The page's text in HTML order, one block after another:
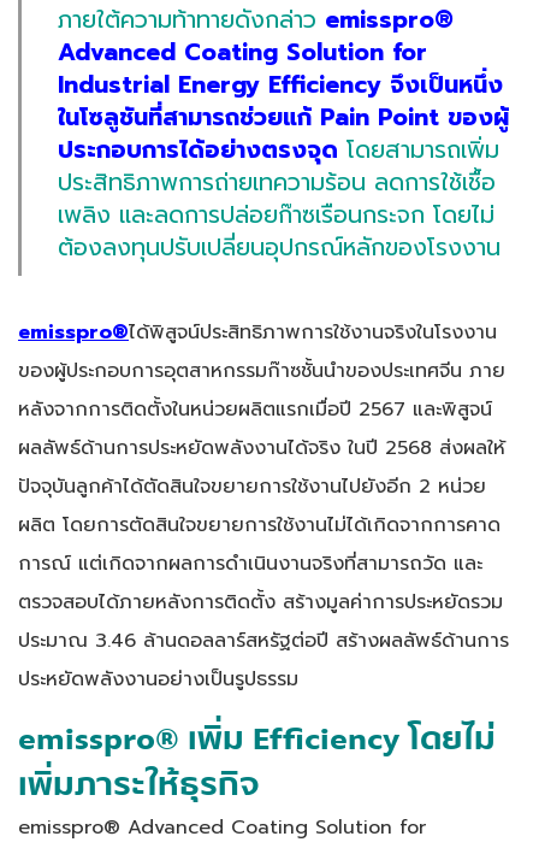
ภายใต้ความท้าทายดังกล่าว emisspro®
Advanced Coating Solution for
Industrial Energy Efficiency จึงเป็นหนึ่ง
ในโซลูชันที่สามารถช่วยแก้ Pain Point ของผู้
ประกอบการได้อย่างตรงจุด โดยสามารถเพิ่ม
ประสิทธิภาพการถ่ายเทความร้อน ลดการใช้เชื้อ
เพลิง และลดการปล่อยก๊าซเรือนกระจก โดยไม่
ต้องลงทุนปรับเปลี่ยนอุปกรณ์หลักของโรงงาน
emisspro®ได้พิสูจน์ประสิทธิภาพการใช้งานจริงในโรงงาน
ของผู้ประกอบการอุตสาหกรรมก๊าซชั้นนำของประเทศจีน ภาย
หลังจากการติดตั้งในหน่วยผลิตแรกเมื่อปี 2567 และพิสูจน์
ผลลัพธ์ด้านการประหยัดพลังงานได้จริง ในปี 2568 ส่งผลให้
ปัจจุบันลูกค้าได้ตัดสินใจขยายการใช้งานไปยังอีก 2 หน่วย
ผลิต โดยการตัดสินใจขยายการใช้งานไม่ได้เกิดจากการคาด
การณ์ แต่เกิดจากผลการดำเนินงานจริงที่สามารถวัด และ
ตรวจสอบได้ภายหลังการติดตั้ง สร้างมูลค่าการประหยัดรวม
ประมาณ 3.46 ล้านดอลลาร์สหรัฐต่อปี สร้างผลลัพธ์ด้านการ
ประหยัดพลังงานอย่างเป็นรูปธรรม
emisspro® เพิ่ม Efficiency โดยไม่
เพิ่มภาระให้ธุรกิจ
emisspro® Advanced Coating Solution for